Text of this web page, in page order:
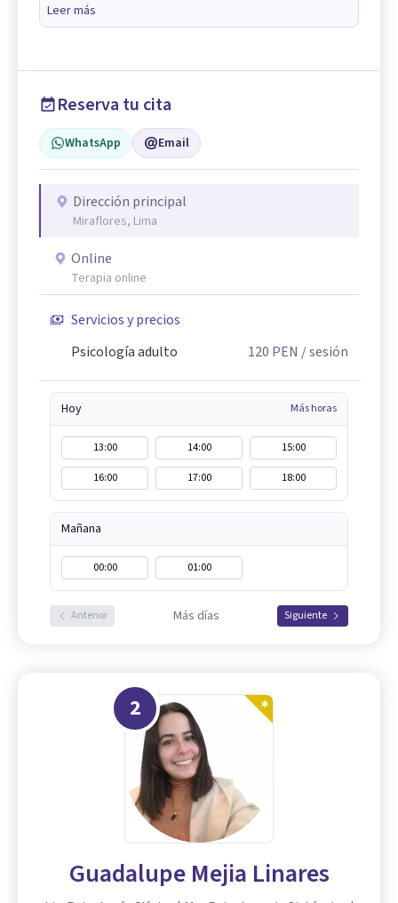
Leer más
Reserva tu cita
WhatsApp Email
Dirección principal
Miraflores, Lima
Online
Terapia online
Servicios y precios
Psicología adulto
120 PEN / sesión
Hoy Más horas
13:00 14:00
15:00
16:00
17:00 18:00
Mañana
00:00 01:00
Anterior Más días Siguiente
2
Guadalupe Mejia Linares